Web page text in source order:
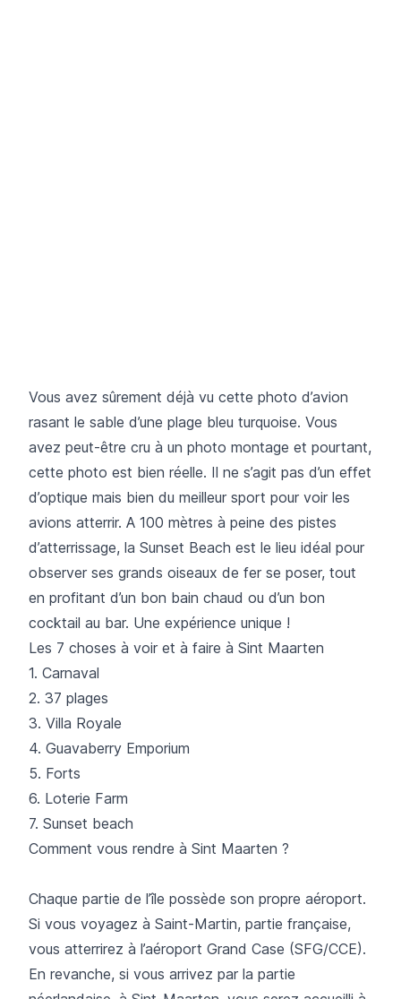
Vous avez sûrement déjà vu cette photo d’avion
rasant le sable d’une plage bleu turquoise. Vous
avez peut-être cru à un photo montage et pourtant,
cette photo est bien réelle. Il ne s’agit pas d’un effet
d’optique mais bien du meilleur sport pour voir les
avions atterrir. A 100 mètres à peine des pistes
d’atterrissage, la Sunset Beach est le lieu idéal pour
observer ses grands oiseaux de fer se poser, tout
en profitant d’un bon bain chaud ou d’un bon
cocktail au bar. Une expérience unique !
Les 7 choses à voir et à faire à Sint Maarten
1. Carnaval
2. 37 plages
3. Villa Royale
4. Guavaberry Emporium
5. Forts
6. Loterie Farm
7. Sunset beach
Comment vous rendre à Sint Maarten ?
Chaque partie de l’île possède son propre aéroport.
Si vous voyagez à Saint-Martin, partie française,
vous atterrirez à l’aéroport Grand Case (SFG/CCE).
En revanche, si vous arrivez par la partie